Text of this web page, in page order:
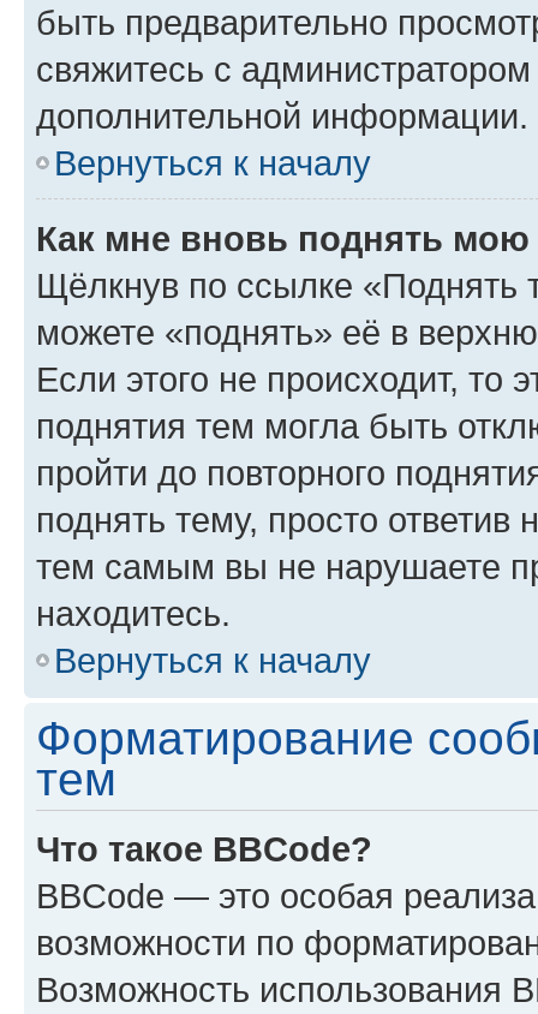
быть предварительно
свяжитесь с
дополнительной информации.
Вернуться к началу
Как мне вновь поднять мою
Щёлкнув по ссылке «Поднять
можете «поднять» её в
Если этого не происходит, то
поднятия тем могла быть
пройти до повторного
поднять тему, просто ответив
тем самым вы не нарушаете
находитесь.
Вернуться к началу
Форматирование
тем
Что такое BBCode?
BBCode — это особая
возможности по
Возможность использования